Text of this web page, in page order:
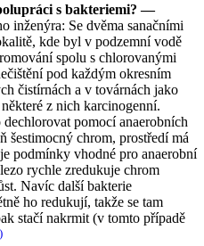
s bakteriemi? —
inženýra: Se dvěma sanačními
kde byl v podzemní vodě
spolu s chlorovanými
pod každým okresním
čistírnách a v továrnách jako
z nich karcinogenní.
pomocí anaerobních
šestimocný chrom, prostředí má
podmínky vhodné pro anaerobní
rychle zredukuje chrom
Navíc další bakterie
ho redukují, takže se tam
stačí nakrmit (v tomto případě